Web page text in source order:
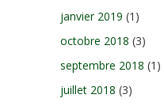
janvier 2019 (1)
octobre 2018 (3)
septembre 2018 (1)
juillet 2018 (3)